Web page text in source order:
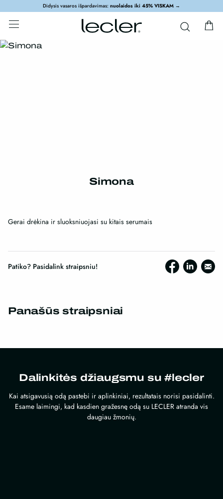
Didysis vasaros išpardavimas: nuolaidos iki 45% VISKAM →
Simona
Gerai drėkina ir sluoksniuojasi su kitais serumais
Patiko? Pasidalink straipsniu!
Panašūs straipsniai
Dalinkitės džiaugsmu su #lecler
Kai atsigavusią odą pastebi ir aplinkiniai, rezultatais norisi pasidalinti.
Esame laimingi, kad kasdien gražesnę odą su LECLER atranda vis
daugiau žmonių.